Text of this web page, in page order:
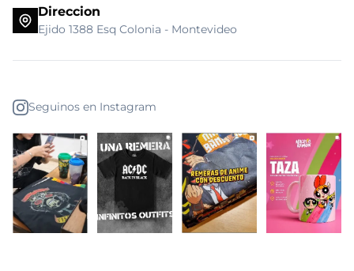
Direccion
Ejido 1388 Esq Colonia - Montevideo
Seguinos en Instagram